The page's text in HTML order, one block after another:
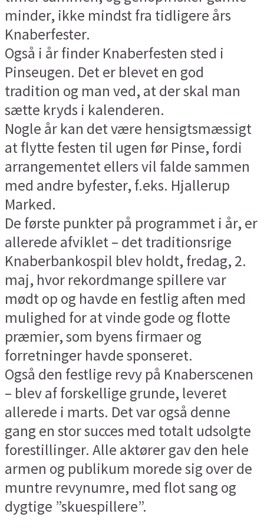
minder, ikke mindst fra tidligere års
Knaberfester.
Også i år finder Knaberfesten sted i
Pinseugen. Det er blevet en god
tradition og man ved, at der skal man
sætte kryds i kalenderen.
Nogle år kan det være hensigtsmæssigt
at flytte festen til ugen før Pinse, fordi
arrangementet ellers vil falde sammen
med andre byfester, f.eks. Hjallerup
Marked.
De første punkter på programmet i år, er
allerede afviklet – det traditionsrige
Knaberbankospil blev holdt, fredag, 2.
maj, hvor rekordmange spillere var
mødt op og havde en festlig aften med
mulighed for at vinde gode og flotte
præmier, som byens firmaer og
forretninger havde sponseret.
Også den festlige revy på Knaberscenen
– blev af forskellige grunde, leveret
allerede i marts. Det var også denne
gang en stor succes med totalt udsolgte
forestillinger. Alle aktører gav den hele
armen og publikum morede sig over de
muntre revynumre, med flot sang og
dygtige ”skuespillere”.